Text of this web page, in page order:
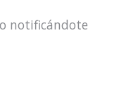
notificándote